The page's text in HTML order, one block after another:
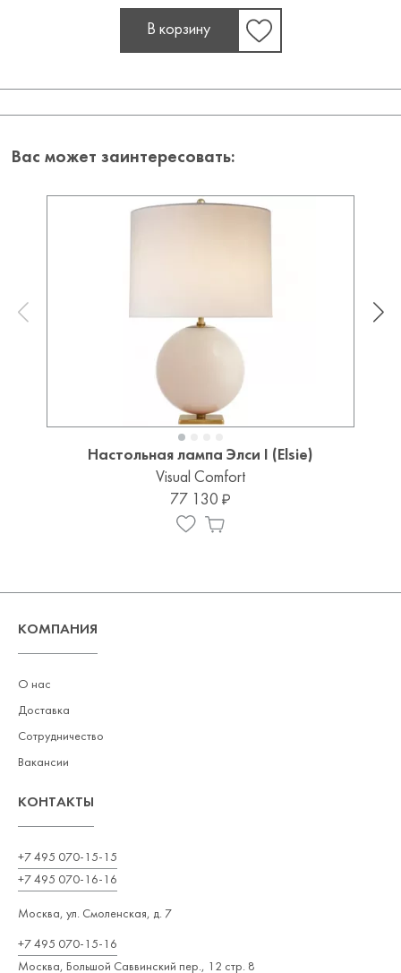
В корзину
Вас может заинтересовать:
Настольная лампа Элси I (Elsie)
Visual Comfort
77 130
КОМПАНИЯ
О нас
Доставка
Сотрудничество
Вакансии
КОНТАКТЫ
+7 495 070-15-15
+7 495 070-16-16
Москва, ул. Смоленская, д. 7
+7 495 070-15-16
Москва, Большой Саввинский пер., 12 стр. 8